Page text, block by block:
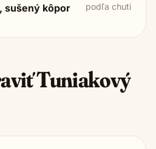
sušený kôpor podľa chuti
Tuniakový